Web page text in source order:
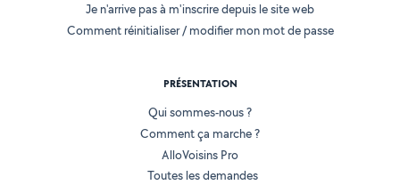
Je n'arrive pas à m'inscrire depuis le site web
Comment réinitialiser / modifier mon mot de passe
PRÉSENTATION
Qui sommes-nous ?
Comment ça marche ?
AlloVoisins Pro
Toutes les demandes